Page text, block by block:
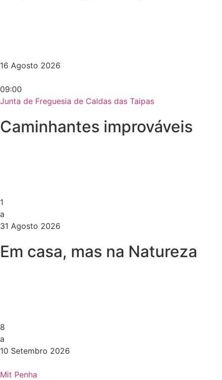
16 Agosto 2026
09:00
Junta de Freguesia de Caldas das Taipas
Caminhantes improváveis
1
a
31 Agosto 2026
Em casa, mas na Natureza
8
a
10 Setembro 2026
Mit Penha